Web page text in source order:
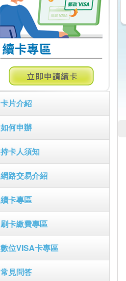
卡片介紹
如何申辦
持卡人須知
網路交易介紹
續卡專區
刷卡繳費專區
數位VISA卡專區
常見問答